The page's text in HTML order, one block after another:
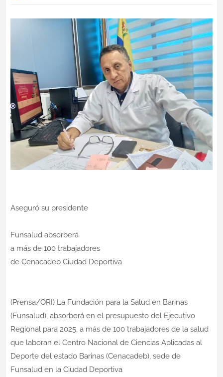
Aseguró su presidente
Funsalud absorberá
a más de 100 trabajadores
de Cenacadeb Ciudad Deportiva
(Prensa/ORI) La Fundación para la Salud en Barinas
(Funsalud), absorberá en el presupuesto del Ejecutivo
Regional para 2025, a más de 100 trabajadores de la salud
que laboran el Centro Nacional de Ciencias Aplicadas al
Deporte del estado Barinas (Cenacadeb), sede de
Funsalud en la Ciudad Deportiva